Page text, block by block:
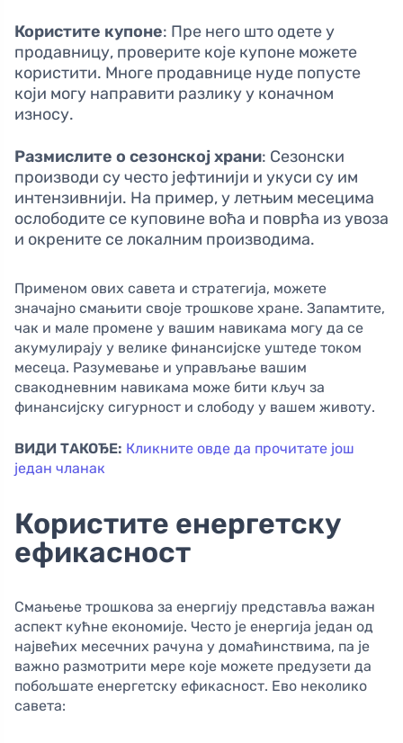
Користите купоне: Пре него што одете у
продавницу, проверите које купоне можете
користити. Многе продавнице нуде попусте
који могу направити разлику у коначном
износу.
Размислите о сезонској храни: Сезонски
производи су често јефтинији и укуси су им
интензивнији. На пример, у летњим месецима
ослободите се куповине воћа и поврћа из увоза
и окрените се локалним производима.
Применом ових савета и стратегија, можете
значајно смањити своје трошкове хране. Запамтите,
чак и мале промене у вашим навикама могу да се
акумулирају у велике финансијске уштеде током
месеца. Разумевање и управљање вашим
свакодневним навикама може бити кључ за
финансијску сигурност и слободу у вашем животу.
ВИДИ ТАКОЂЕ: Кликните овде да прочитате још
један чланак
Користите енергетску
ефикасност
Смањење трошкова за енергију представља важан
аспект кућне економије. Често је енергија један од
највећих месечних рачуна у домаћинствима, па је
важно размотрити мере које можете предузети да
побољшате енергетску ефикасност. Ево неколико
савета: